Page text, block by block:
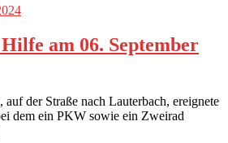
am 06. September
der Straße nach Lauterbach, ereignete
dem ein PKW sowie ein Zweirad